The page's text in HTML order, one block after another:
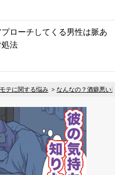
ローチしてくる男性は脈あ
法
モテに関する悩み なんなの？酒癖悪い